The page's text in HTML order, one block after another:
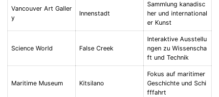
Vancouver Art Galler
y
Innenstadt
Sammlung kanadisc
her und international
er Kunst
Science World False Creek
Interaktive Ausstellu
ngen zu Wissenscha
ft und Technik
Maritime Museum Kitsilano
Fokus auf maritimer
Geschichte und Schi
fffahrt